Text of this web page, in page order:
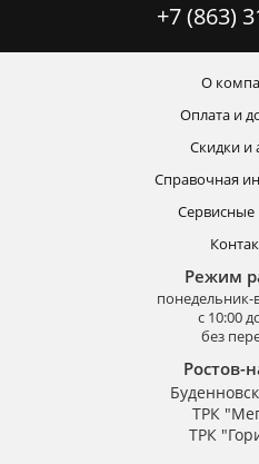
+7 (863)
О
Оплата и
Скидки и
Справочная
Сервисные
Режим
понедельник-
с 10:00
без
Ростов-
ТРК
ТРК